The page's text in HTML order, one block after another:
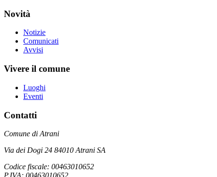
Novità
Notizie
Comunicati
Avvisi
Vivere il comune
Luoghi
Eventi
Contatti
Comune di Atrani
Via dei Dogi 24 84010 Atrani SA
Codice fiscale: 00463010652